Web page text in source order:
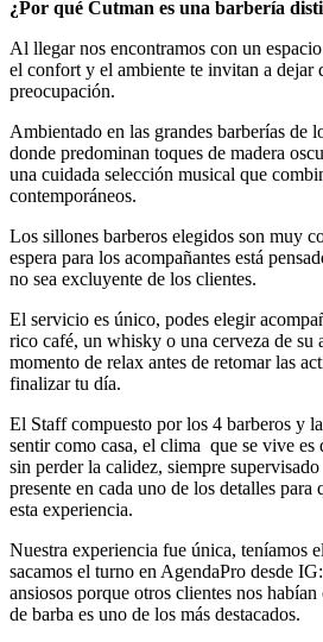
¿Por qué Cutman es una barbería
Al llegar nos encontramos con un
el confort y el ambiente te invitan a dejar
preocupación.
Ambientado en las grandes barberías de
donde predominan toques de madera
una cuidada selección musical que
contemporáneos.
Los sillones barberos elegidos son muy
espera para los acompañantes está
no sea excluyente de los clientes.
El servicio es único, podes elegir
rico café, un whisky o una cerveza de su
momento de relax antes de retomar las
finalizar tu día.
El Staff compuesto por los 4 barberos y
sentir como casa, el clima que se vive
sin perder la calidez, siempre
presente en cada uno de los detalles
esta experiencia.
Nuestra experiencia fue única, teníamos
sacamos el turno en AgendaPro desde
ansiosos porque otros clientes nos
de barba es uno de los más destacados.